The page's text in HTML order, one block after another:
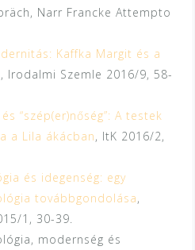
Narr Francke Attempto
Kaffka Margit és a
, Irodalmi Szemle 2016/9, 58-
“szép(er)nőség”: A testek
a Lila ákácban, ItK 2016/2,
és idegenség: egy
továbbgondolása,
1, 30-39.
modernség és